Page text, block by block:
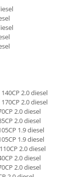
2.0 diesel
2.0 diesel
2.0 diesel
2.0 diesel
1.9 diesel
1.9 diesel
2.0 diesel
2.0 diesel
2.0 diesel